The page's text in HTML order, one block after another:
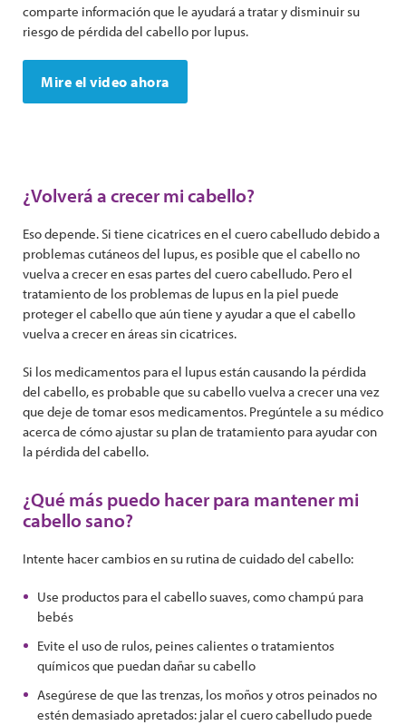
comparte información que le ayudará a tratar y disminuir su
riesgo de pérdida del cabello por lupus.
Mire el video ahora
¿Volverá a crecer mi cabello?
Eso depende. Si tiene cicatrices en el cuero cabelludo debido a
problemas cutáneos del lupus, es posible que el cabello no
vuelva a crecer en esas partes del cuero cabelludo. Pero el
tratamiento de los problemas de lupus en la piel puede
proteger el cabello que aún tiene y ayudar a que el cabello
vuelva a crecer en áreas sin cicatrices.
Si los medicamentos para el lupus están causando la pérdida
del cabello, es probable que su cabello vuelva a crecer una vez
que deje de tomar esos medicamentos. Pregúntele a su médico
acerca de cómo ajustar su plan de tratamiento para ayudar con
la pérdida del cabello.
¿Qué más puedo hacer para mantener mi
cabello sano?
Intente hacer cambios en su rutina de cuidado del cabello:
Use productos para el cabello suaves, como champú para
bebés
Evite el uso de rulos, peines calientes o tratamientos
químicos que puedan dañar su cabello
Asegúrese de que las trenzas, los moños y otros peinados no
estén demasiado apretados: jalar el cuero cabelludo puede